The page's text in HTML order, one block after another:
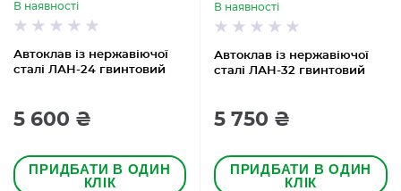
Автоклав із нержавіючої
сталі ЛАН-24 гвинтовий
В наявності
5 600 ₴
ПРИДБАТИ В ОДИН
КЛІК
Автоклав із нержавіючої
сталі ЛАН-32 гвинтовий
В наявності
5 750 ₴
ПРИДБАТИ В ОДИН
КЛІК